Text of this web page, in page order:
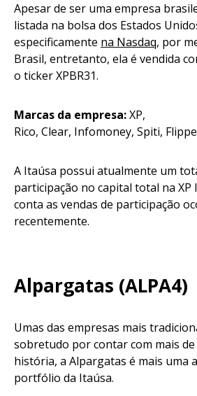
Apesar de ser uma empresa
listada na bolsa dos Estados
especificamente na Nasdaq, por
Brasil, entretanto, ela é vendida
o ticker XPBR31.
Marcas da empresa:XP,
Rico, Clear, Infomoney, Spiti,
A Itaúsa possui atualmente um
participação no capital total na XP
conta as vendas de participação
recentemente.
Alpargatas (ALPA4)
Umas das empresas mais
sobretudo por contar com mais de
história, a Alpargatas é mais uma
portfólio da Itaúsa.